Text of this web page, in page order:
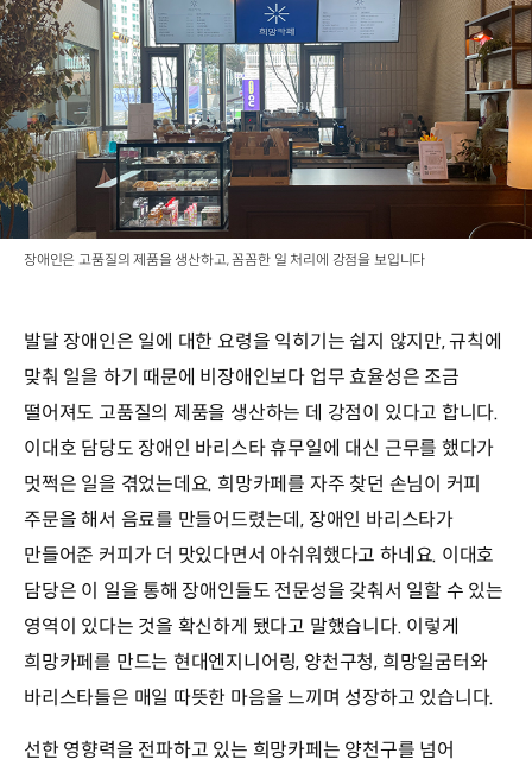
장애인은 고품질의 제품을 생산하고, 꼼꼼한 일 처리에 강점을 보입니다
발달 장애인은 일에 대한 요령을 익히기는 쉽지 않지만, 규칙에
맞춰 일을 하기 때문에 비장애인보다 업무 효율성은 조금
떨어져도 고품질의 제품을 생산하는 데 강점이 있다고 합니다.
이대호 담당도 장애인 바리스타 휴무일에 대신 근무를 했다가
멋쩍은 일을 겪었는데요. 희망카페를 자주 찾던 손님이 커피
주문을 해서 음료를 만들어드렸는데, 장애인 바리스타가
만들어준 커피가 더 맛있다면서 아쉬워했다고 하네요. 이대호
담당은 이 일을 통해 장애인들도 전문성을 갖춰서 일할 수 있는
영역이 있다는 것을 확신하게 됐다고 말했습니다. 이렇게
희망카페를 만드는 현대엔지니어링, 양천구청, 희망일굼터와
바리스타들은 매일 따뜻한 마음을 느끼며 성장하고 있습니다.
선한 영향력을 전파하고 있는 희망카페는 양천구를 넘어